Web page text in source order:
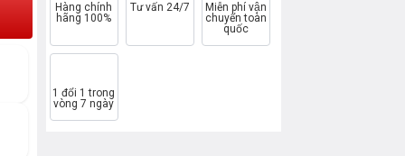
Hàng chính
hãng 100%
Tư vấn 24/7
Miễn phí vận
chuyển toàn
quốc
1 đổi 1 trong
vòng 7 ngày